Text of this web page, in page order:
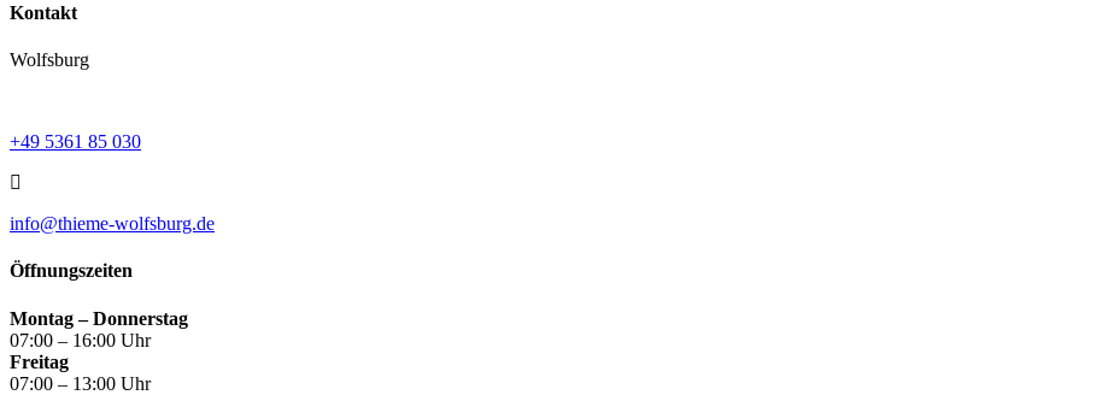
Kontakt
Wolfsburg
+49 5361 85 030
info@thieme-wolfsburg.de
Öffnungszeiten
Montag – Donnerstag
07:00 – 16:00 Uhr
Freitag
07:00 – 13:00 Uhr